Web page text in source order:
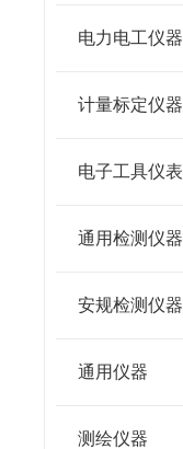
电力电工仪器
计量标定仪器
电子工具仪表
通用检测仪器
安规检测仪器
通用仪器
测绘仪器